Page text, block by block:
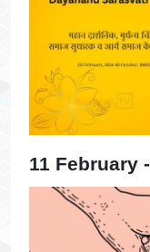
11 February -